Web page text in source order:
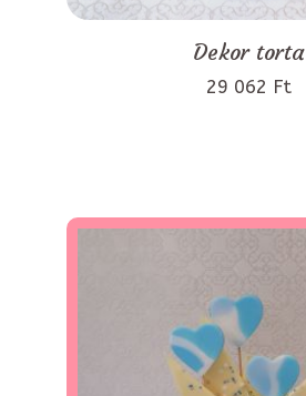
Dekor torta
29 062 Ft